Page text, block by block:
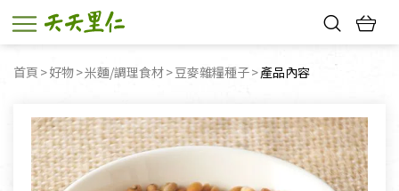
首頁 好物 米麵/調理食材 豆麥雜糧種子 目前頁面：
產品內容